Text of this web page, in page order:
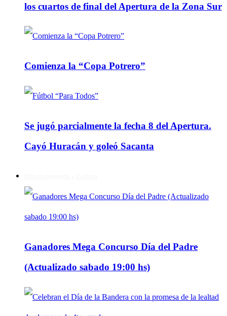
los cuartos de final del Apertura de la Zona Sur
Comienza la “Copa Potrero”
Se jugó parcialmente la fecha 8 del Apertura.
Cayó Huracán y goleó Sacanta
Ganadores Mega Concurso Día del Padre
(Actualizado sabado 19:00 hs)